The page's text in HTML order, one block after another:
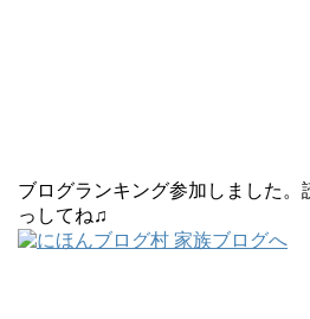
ブログランキング参加しました。
っしてね♫